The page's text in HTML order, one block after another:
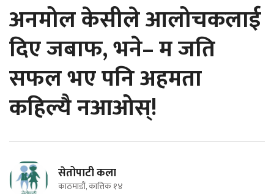
अनमोल केसीले आलोचकलाई
दिए जबाफ, भने– म जति
सफल भए पनि अहमता
कहिल्यै नआओस्!
सेतोपाटी कला
काठमाडौं, कात्तिक १४